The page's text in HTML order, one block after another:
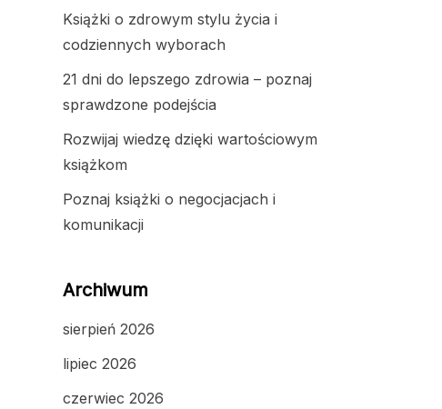
Książki o zdrowym stylu życia i
codziennych wyborach
21 dni do lepszego zdrowia – poznaj
sprawdzone podejścia
Rozwijaj wiedzę dzięki wartościowym
książkom
Poznaj książki o negocjacjach i
komunikacji
Archiwum
sierpień 2026
lipiec 2026
czerwiec 2026